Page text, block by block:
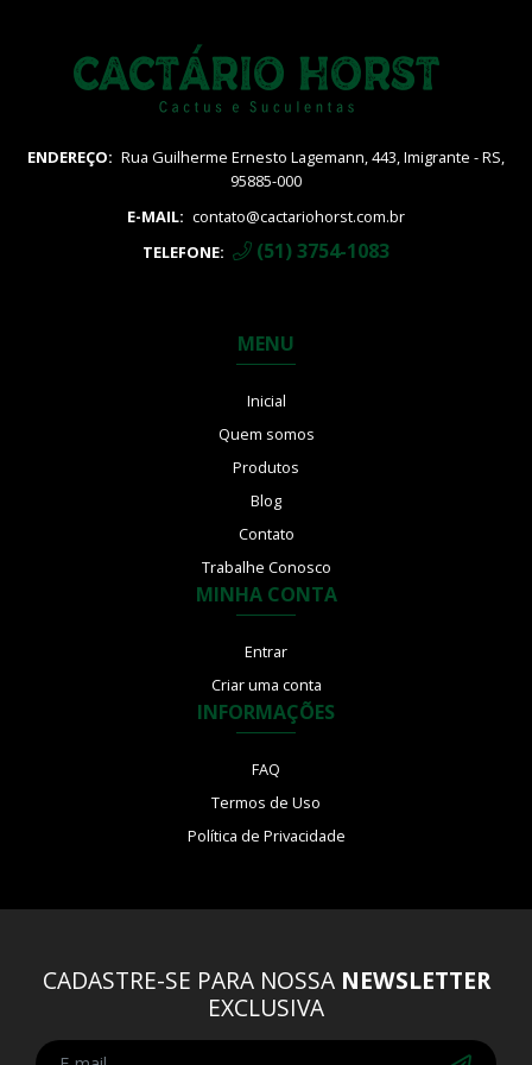
ENDEREÇO: Rua Guilherme Ernesto Lagemann, 443, Imigrante - RS,
95885-000
E-MAIL: contato@cactariohorst.com.br
TELEFONE:
(51) 3754-1083
MENU
Inicial
Quem somos
Produtos
Blog
Contato
Trabalhe Conosco
MINHA CONTA
Entrar
Criar uma conta
INFORMAÇÕES
FAQ
Termos de Uso
Política de Privacidade
CADASTRE-SE PARA NOSSA NEWSLETTER
EXCLUSIVA